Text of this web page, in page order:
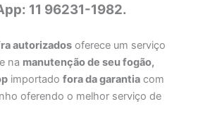
11 96231-1982.
autorizados oferece um serviço
na manutenção de seu fogão,
importadofora da garantia com
oferendo o melhor serviço de